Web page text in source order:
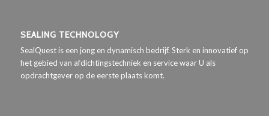
SEALING TECHNOLOGY
SealQuest is een jong en dynamisch bedrijf. Sterk en innovatief op
het gebied van afdichtingstechniek en service waar U als
opdrachtgever op de eerste plaats komt.